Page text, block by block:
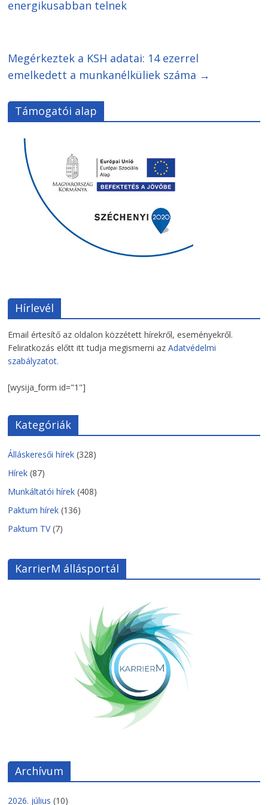
energikusabban telnek
Megérkeztek a KSH adatai: 14 ezerrel
emelkedett a munkanélküliek száma →
Támogatói alap
Hírlevél
Email értesítő az oldalon közzétett hírekről, eseményekről.
Feliratkozás előtt itt tudja megismerni azAdatvédelmi
szabályzatot.
[wysija_form id="1"]
Kategóriák
Álláskeresői hírek (328)
Hírek (87)
Munkáltatói hírek (408)
Paktum hírek (136)
Paktum TV(7)
KarrierM állásportál
Archívum
2026. július (10)